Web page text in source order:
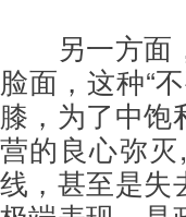
另一方面
脸面，这种“
膝，为了中饱
营的良心弥
线，甚至是失